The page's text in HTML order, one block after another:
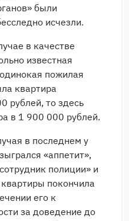
были
исчезли.
в качестве
известная
пожилая
квартира
рублей, то здесь
в 1 900 000 рублей.
в последнем у
«аппетит»,
полиции» и
покончила
его к
за доведение до